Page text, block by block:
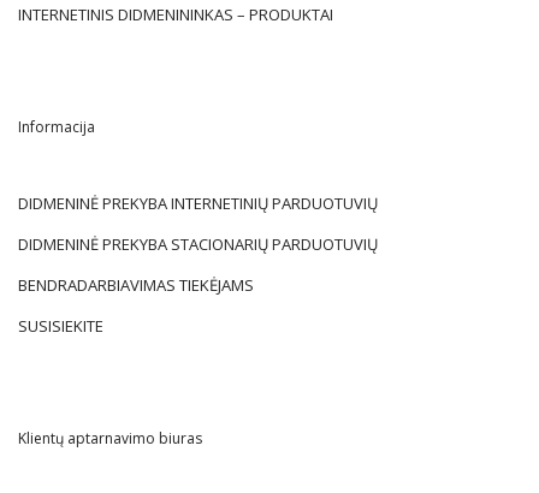
INTERNETINIS DIDMENININKAS – PRODUKTAI
Informacija
DIDMENINĖ PREKYBA INTERNETINIŲ PARDUOTUVIŲ
DIDMENINĖ PREKYBA STACIONARIŲ PARDUOTUVIŲ
BENDRADARBIAVIMAS TIEKĖJAMS
SUSISIEKITE
Klientų aptarnavimo biuras